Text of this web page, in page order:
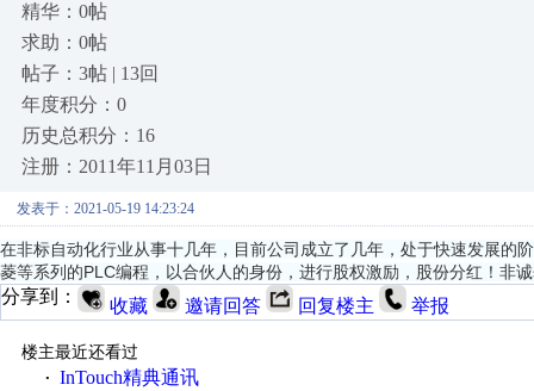
精华：0帖
求助：0帖
帖子：3帖 | 13回
年度积分：0
历史总积分：16
注册：2011年11月03日
发表于：2021-05-19 14:23:24
在非标自动化行业从事十几年，目前公司成立了几年，处于快速发展的
菱等系列的PLC编程，以合伙人的身份，进行股权激励，股份分红！非
分享到： 收藏 邀请回答 回复楼主 举报
楼主最近还看过
· InTouch精典通讯